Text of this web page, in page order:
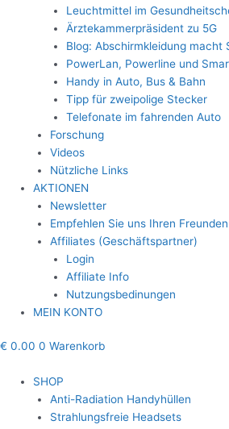
Leuchtmittel im
Ärztekammerpräsident zu 5G
Blog: Abschirmkleidung macht
PowerLan, Powerline und
Handy in Auto, Bus & Bahn
Tipp für zweipolige Stecker
Telefonate im fahrenden Auto
Forschung
Videos
Nützliche Links
AKTIONEN
Newsletter
Empfehlen Sie uns Ihren Freunden
Affiliates (Geschäftspartner)
Login
Affiliate Info
Nutzungsbedinungen
MEIN KONTO
€ 0.00 0 Warenkorb
SHOP
Anti-Radiation Handyhüllen
Strahlungsfreie Headsets